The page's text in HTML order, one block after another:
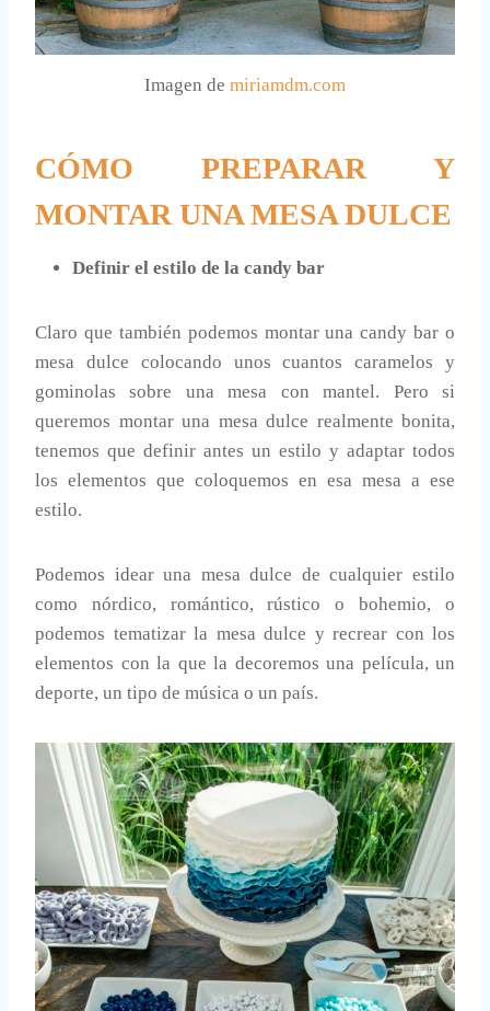
Imagen de miriamdm.com
CÓMO PREPARAR Y
MONTAR UNA MESA DULCE
Definir el estilo de la candy bar
Claro que también podemos montar una candy bar o
mesa dulce colocando unos cuantos caramelos y
gominolas sobre una mesa con mantel. Pero si
queremos montar una mesa dulce realmente bonita,
tenemos que definir antes un estilo y adaptar todos
los elementos que coloquemos en esa mesa a ese
estilo.
Podemos idear una mesa dulce de cualquier estilo
como nórdico, romántico, rústico o bohemio, o
podemos tematizar la mesa dulce y recrear con los
elementos con la que la decoremos una película, un
deporte, un tipo de música o un país.